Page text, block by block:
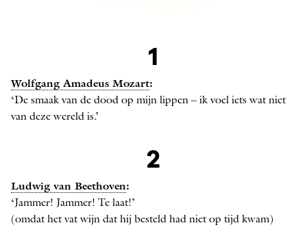
1
Wolfgang Amadeus Mozart:
‘De smaak van de dood op mijn lippen – ik voel iets wat niet
van deze wereld is.’
2
Ludwig van Beethoven:
‘Jammer! Jammer! Te laat!’
(omdat het vat wijn dat hij besteld had niet op tijd kwam)